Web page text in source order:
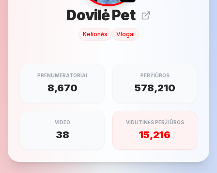
Dovilė Pet
Kelionės Vlogai
PRENUMERATORIAI
8,670
PERŽIŪROS
578,210
VIDEO
38
VIDUTINĖS PERŽIŪROS
15,216